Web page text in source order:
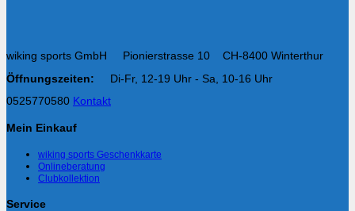
wiking sports GmbH Pionierstrasse 10 CH-8400 Winterthur
Öffnungszeiten:
Di-Fr, 12-19 Uhr - Sa, 10-16 Uhr
0525770580 Kontakt
Mein Einkauf
wiking sports Geschenkkarte
Onlineberatung
Clubkollektion
Service